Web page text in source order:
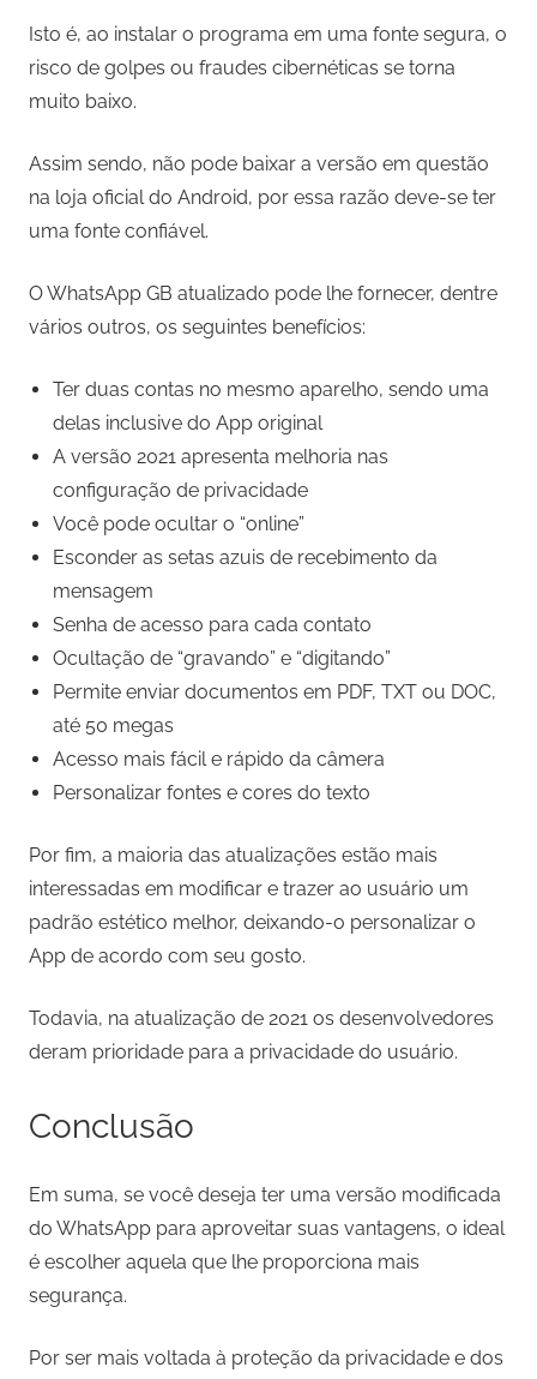
Isto é, ao instalar o programa em uma fonte segura, o
risco de golpes ou fraudes cibernéticas se torna
muito baixo.
Assim sendo, não pode baixar a versão em questão
na loja oficial do Android, por essa razão deve-se ter
uma fonte confiável.
O WhatsApp GB atualizado pode lhe fornecer, dentre
vários outros, os seguintes benefícios:
Ter duas contas no mesmo aparelho, sendo uma
delas inclusive do App original
A versão 2021 apresenta melhoria nas
configuração de privacidade
Você pode ocultar o “online”
Esconder as setas azuis de recebimento da
mensagem
Senha de acesso para cada contato
Ocultação de “gravando” e “digitando”
Permite enviar documentos em PDF, TXT ou DOC,
até 50 megas
Acesso mais fácil e rápido da câmera
Personalizar fontes e cores do texto
Por fim, a maioria das atualizações estão mais
interessadas em modificar e trazer ao usuário um
padrão estético melhor, deixando-o personalizar o
App de acordo com seu gosto.
Todavia, na atualização de 2021 os desenvolvedores
deram prioridade para a privacidade do usuário.
Conclusão
Em suma, se você deseja ter uma versão modificada
do WhatsApp para aproveitar suas vantagens, o ideal
é escolher aquela que lhe proporciona mais
segurança.
Por ser mais voltada à proteção da privacidade e dos